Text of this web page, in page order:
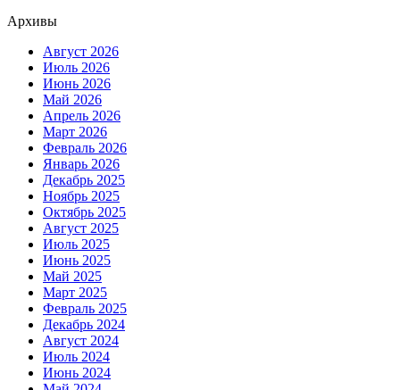
Архивы
Август 2026
Июль 2026
Июнь 2026
Май 2026
Апрель 2026
Март 2026
Февраль 2026
Январь 2026
Декабрь 2025
Ноябрь 2025
Октябрь 2025
Август 2025
Июль 2025
Июнь 2025
Май 2025
Март 2025
Февраль 2025
Декабрь 2024
Август 2024
Июль 2024
Июнь 2024